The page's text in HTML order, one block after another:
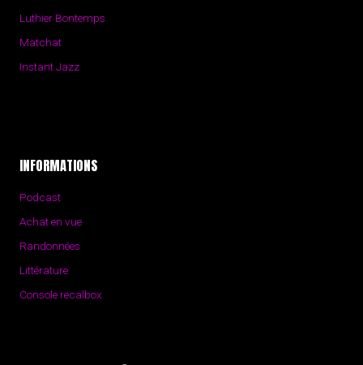
Luthier Bontemps
Matchat
Instant Jazz
INFORMATIONS
Podcast
Achat en vue
Randonnées
Littérature
Console recalbox